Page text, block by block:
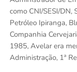
como CNI/SESI/DN,
Petróleo Ipiranga,
Companhia
1985, Avelar era
Administração, 1ª